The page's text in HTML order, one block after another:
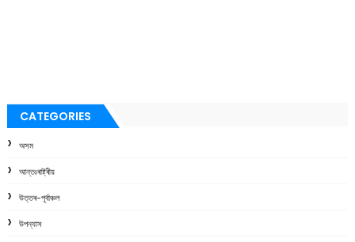
CATEGORIES
অসম
আন্তঃৰাষ্ট্ৰীয়
উত্তৰ-পূৰ্বাঞ্চল
উপন্যাস